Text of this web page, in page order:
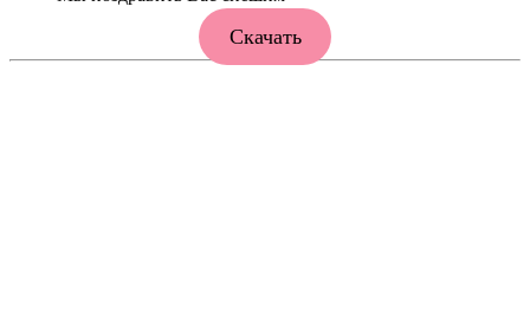
Скачать